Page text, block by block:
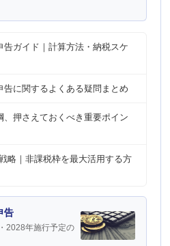
告ガイド｜計算方法・納税スケ
告に関するよくある疑問まとめ
、押さえておくべき重要ポイン
略｜非課税枠を最大活用する方
告
2028年施行予定の